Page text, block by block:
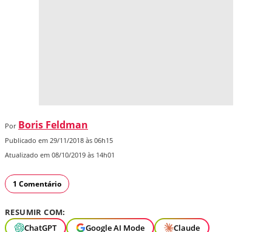
Por Boris Feldman
Publicado em 29/11/2018 às 06h15
Atualizado em 08/10/2019 às 14h01
1 Comentário
RESUMIR COM:
ChatGPT
Google AI Mode
Claude